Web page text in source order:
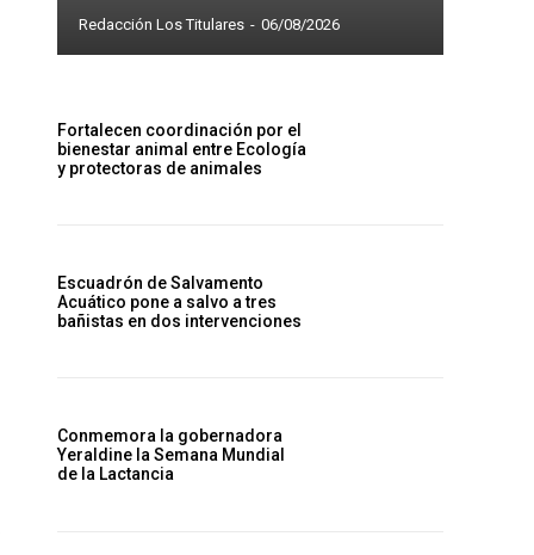
Redacción Los Titulares - 06/08/2026
Fortalecen coordinación por el
bienestar animal entre Ecología
y protectoras de animales
Escuadrón de Salvamento
Acuático pone a salvo a tres
bañistas en dos intervenciones
Conmemora la gobernadora
Yeraldine la Semana Mundial
de la Lactancia